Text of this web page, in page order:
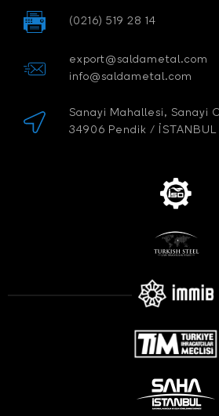
(0216) 519 28 14
export@saldametal.com
info@saldametal.com
Sanayi Mahallesi, Sanayi
34906 Pendik / İSTANBUL